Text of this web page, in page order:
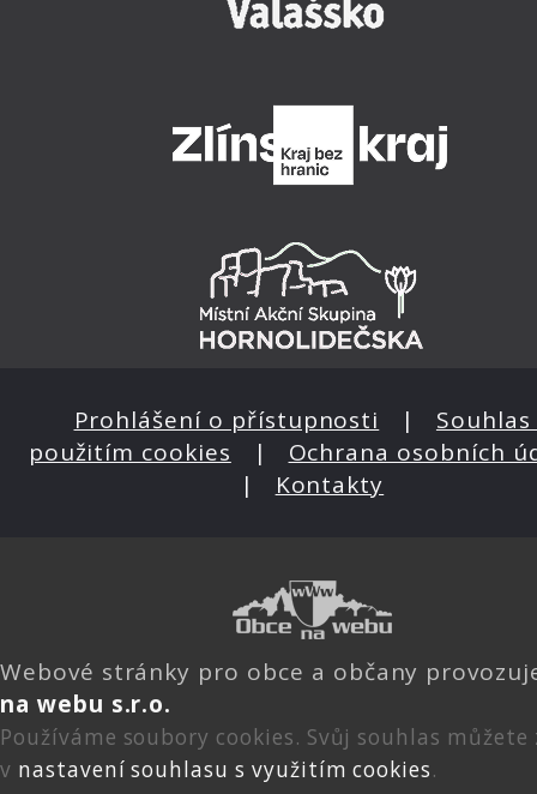
Prohlášení o přístupnosti | Souhlas
použitím cookies | Ochrana osobních
| Kontakty
Webové stránky pro obce a občany
na webu s.r.o.
Používáme soubory cookies. Svůj souhlas
v nastavení souhlasu s využitím cookies.